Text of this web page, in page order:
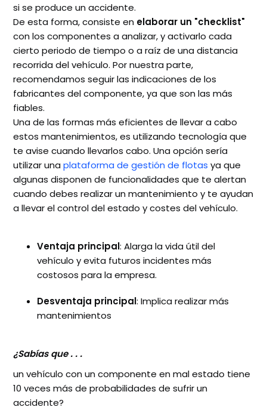
si se produce un accidente.
De esta forma, consiste en elaborar un "checklist"
con los componentes a analizar, y activarlo cada
cierto periodo de tiempo o a raíz de una distancia
recorrida del vehículo. Por nuestra parte,
recomendamos seguir las indicaciones de los
fabricantes del componente, ya que son las más
fiables.
Una de las formas más eficientes de llevar a cabo
estos mantenimientos, es utilizando tecnología que
te avise cuando llevarlos cabo. Una opción sería
utilizar unaplataforma de gestión de flotas ya que
algunas disponen de funcionalidades que te alertan
cuando debes realizar un mantenimiento y te ayudan
a llevar el control del estado y costes del vehículo.
Ventaja principal: Alarga la vida útil del
vehículo y evita futuros incidentes más
costosos para la empresa.
Desventaja principal: Implica realizar más
mantenimientos
¿Sabías que . . .
un vehículo con un componente en mal estado tiene
10 veces más de probabilidades de sufrir un
accidente?